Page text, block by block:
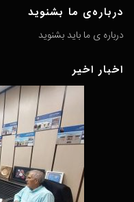
درباره‌ی ما بشنوید
درباره ی ما باید بشنوید
اخبار اخیر